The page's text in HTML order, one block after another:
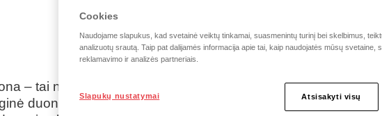
– tai nuostabi, minkšta, gardi,
duona, kuri tiks prie tradicinių
Cookies
Naudojame slapukus, kad svetainė veiktų tinkamai, suasmenintų turinį bei skelbimus,
analizuotų srautą. Taip pat dalijamės informacija apie tai, kaip naudojatės mūsų svetaine,
reklamavimo ir analizės partneriais.
Slapukų nustatymai Atsisakyti visų